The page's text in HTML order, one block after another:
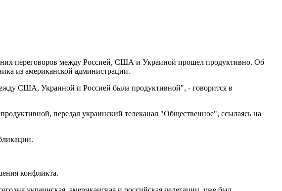
переговоров между Россией, США и Украиной прошел продуктивно. Об
из американской администрации.
США, Украиной и Россией была продуктивной", - говорится в
передал украинский телеканал "Общественное", ссылаясь на
конфликта.